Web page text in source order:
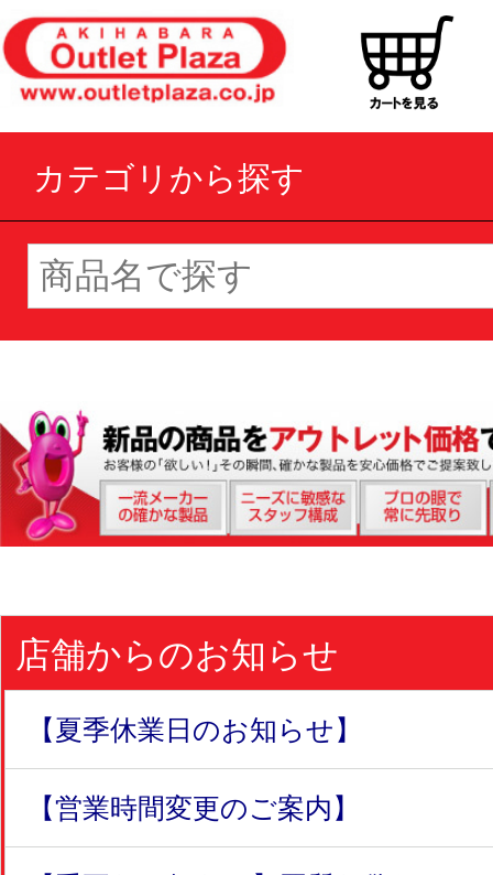
カテゴリから探す
店舗からのお知らせ
【夏季休業日のお知らせ】
【営業時間変更のご案内】